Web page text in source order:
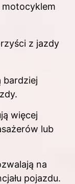
z jazdy
bardziej
więcej
lub
na
pojazdu.